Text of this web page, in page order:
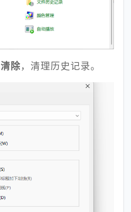
清除，清理历史记录。